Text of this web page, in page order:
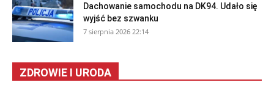
Dachowanie samochodu na DK94. Udało się
wyjść bez szwanku
7 sierpnia 2026 22:14
ZDROWIE I URODA